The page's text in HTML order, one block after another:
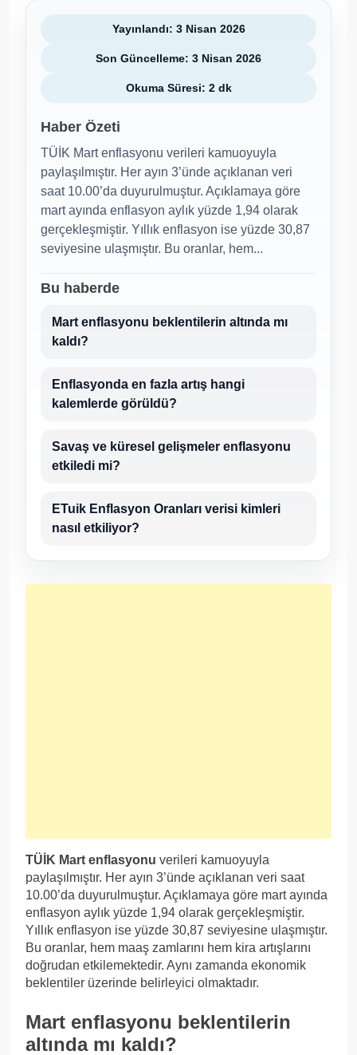
Yayınlandı: 3 Nisan 2026
Son Güncelleme: 3 Nisan 2026
Okuma Süresi: 2 dk
Haber Özeti
TÜİK Mart enflasyonu verileri kamuoyuyla
paylaşılmıştır. Her ayın 3’ünde açıklanan veri
saat 10.00’da duyurulmuştur. Açıklamaya göre
mart ayında enflasyon aylık yüzde 1,94 olarak
gerçekleşmiştir. Yıllık enflasyon ise yüzde 30,87
seviyesine ulaşmıştır. Bu oranlar, hem...
Bu haberde
Mart enflasyonu beklentilerin altında mı
kaldı?
Enflasyonda en fazla artış hangi
kalemlerde görüldü?
Savaş ve küresel gelişmeler enflasyonu
etkiledi mi?
ETuik Enflasyon Oranları verisi kimleri
nasıl etkiliyor?
TÜİK Mart enflasyonu verileri kamuoyuyla
paylaşılmıştır. Her ayın 3’ünde açıklanan veri saat
10.00’da duyurulmuştur. Açıklamaya göre mart ayında
enflasyon aylık yüzde 1,94 olarak gerçekleşmiştir.
Yıllık enflasyon ise yüzde 30,87 seviyesine ulaşmıştır.
Bu oranlar, hem maaş zamlarını hem kira artışlarını
doğrudan etkilemektedir. Aynı zamanda ekonomik
beklentiler üzerinde belirleyici olmaktadır.
Mart enflasyonu beklentilerin
altında mı kaldı?